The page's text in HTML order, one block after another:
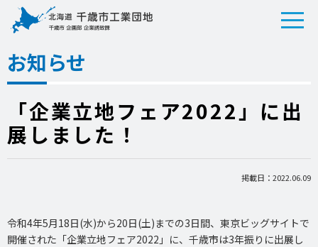
お知らせ
「企業立地フェア2022」に出
展しました！
掲載日：2022.06.09
令和4年5月18日(水)から20日(土)までの3日間、東京ビッグサイトで
開催された「企業立地フェア2022」に、千歳市は3年振りに出展し